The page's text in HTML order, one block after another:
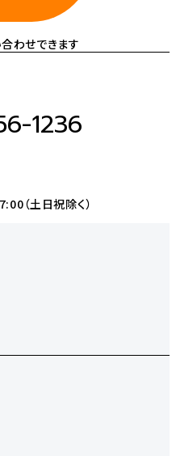
わせできます
1236
（土日祝除く）